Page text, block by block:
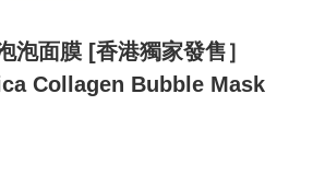
泡面膜 [香港獨家發售］
Collagen Bubble Mask